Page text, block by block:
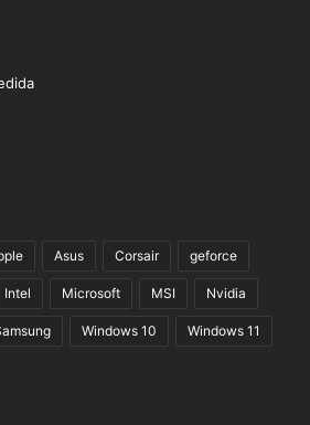
Asus Corsair geforce
Intel Microsoft MSI Nvidia
Windows 10 Windows 11